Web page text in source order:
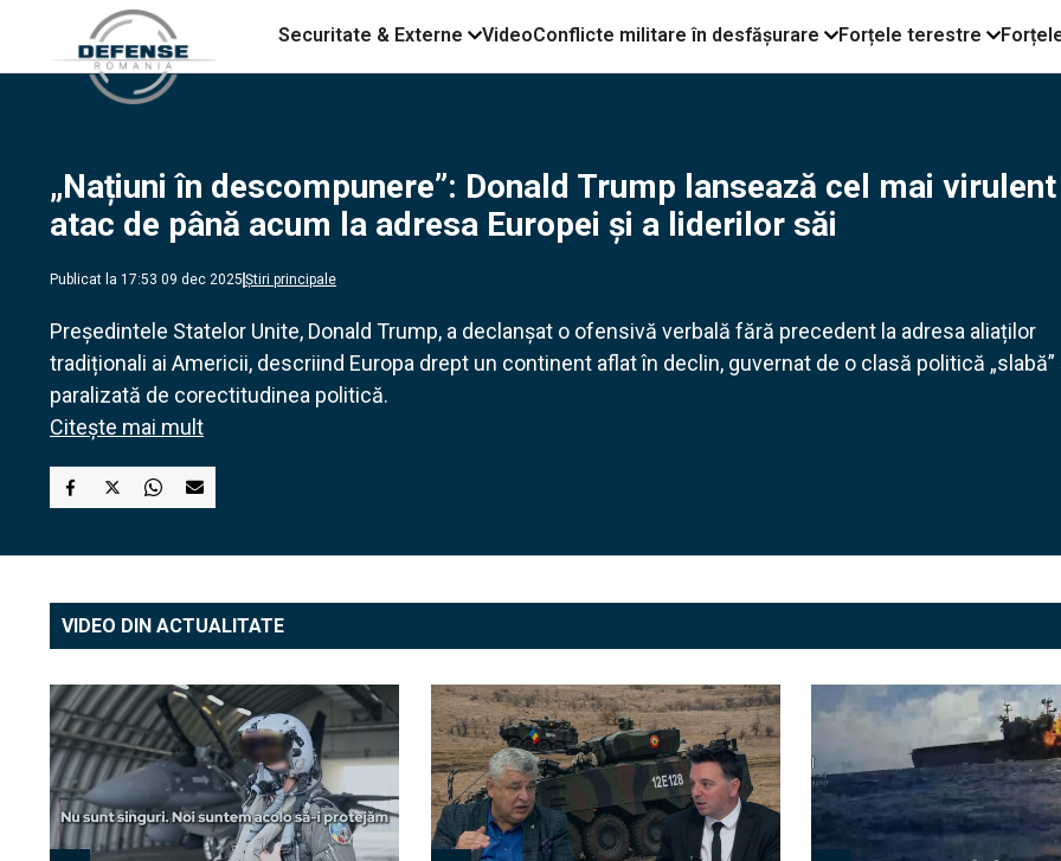
Securitate & Externe VideoConflicte militare în desfășurare Forțele terestre
„Națiuni în descompunere”: Donald Trump lansează cel mai virulent
atac de până acum la adresa Europei și a liderilor săi
Publicat la 17:53 09 dec 2025 Știri principale
Președintele Statelor Unite, Donald Trump, a declanșat o ofensivă verbală fără precedent la adresa aliaților
tradiționali ai Americii, descriind Europa drept un continent aflat în declin, guvernat de o clasă politică „slabă”
paralizată de corectitudinea politică.
Citește mai mult
VIDEO DIN ACTUALITATE